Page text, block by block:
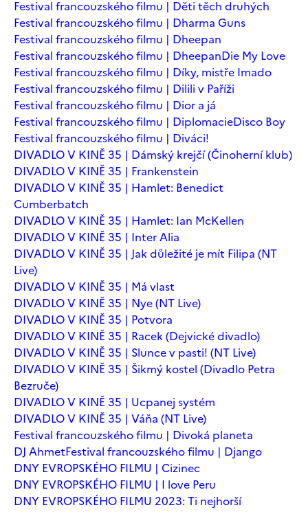
Festival francouzského filmu | Děti těch druhých
Festival francouzského filmu | Dharma Guns
Festival francouzského filmu | Dheepan
Festival francouzského filmu | DheepanDie My Love
Festival francouzského filmu | Díky, mistře Imado
Festival francouzského filmu | Dilili v Paříži
Festival francouzského filmu | Dior a já
Festival francouzského filmu | DiplomacieDisco Boy
Festival francouzského filmu | Diváci!
DIVADLO V KINĚ 35 | Dámský krejčí (Činoherní klub)
DIVADLO V KINĚ 35 | Frankenstein
DIVADLO V KINĚ 35 | Hamlet: Benedict
Cumberbatch
DIVADLO V KINĚ 35 | Hamlet: Ian McKellen
DIVADLO V KINĚ 35 | Inter Alia
DIVADLO V KINĚ 35 | Jak důležité je mít Filipa (NT
Live)
DIVADLO V KINĚ 35 | Má vlast
DIVADLO V KINĚ 35 | Nye (NT Live)
DIVADLO V KINĚ 35 | Potvora
DIVADLO V KINĚ 35 | Racek (Dejvické divadlo)
DIVADLO V KINĚ 35 | Slunce v pasti! (NT Live)
DIVADLO V KINĚ 35 | Šikmý kostel (Divadlo Petra
Bezruče)
DIVADLO V KINĚ 35 | Ucpanej systém
DIVADLO V KINĚ 35 | Váňa (NT Live)
Festival francouzského filmu | Divoká planeta
DJ AhmetFestival francouzského filmu | Django
DNY EVROPSKÉHO FILMU | Cizinec
DNY EVROPSKÉHO FILMU | I love Peru
DNY EVROPSKÉHO FILMU 2023: Ti nejhorší